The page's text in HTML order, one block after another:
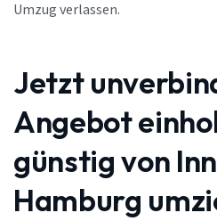
Umzug verlassen.
Jetzt
Angebot
günstig von
Hamburg